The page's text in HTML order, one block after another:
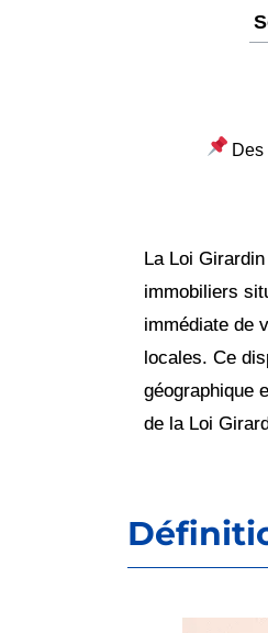
Des
La Loi
immobiliers
immédiate de
locales. Ce
géographique
de la Loi